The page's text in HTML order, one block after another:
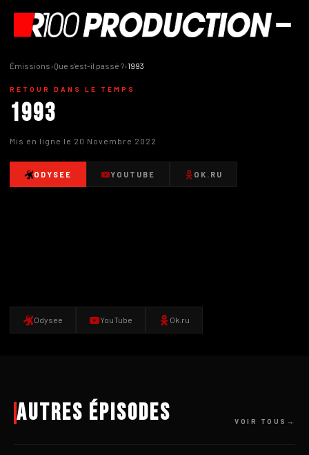
Émissions›Que s'est-il passé ?›1993
RETOUR DANS LE TEMPS
1993
Mis en ligne le 20 Novembre 2022
ODYSEE YOUTUBE OK.RU
Odysee YouTube Ok.ru
Autres épisodes VOIR TOUS